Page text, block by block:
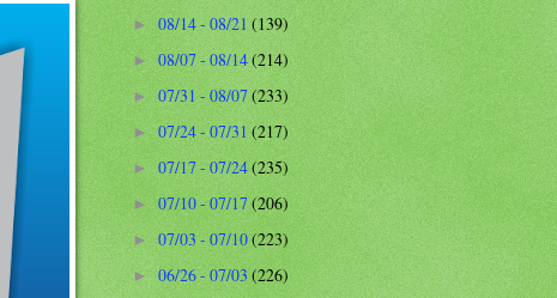
►08/14 - 08/21(139)
► 08/07 - 08/14(214)
►07/31 - 08/07(233)
►07/24 - 07/31(217)
►07/17 - 07/24(235)
► 07/10 - 07/17(206)
►07/03 - 07/10(223)
►06/26 - 07/03(226)